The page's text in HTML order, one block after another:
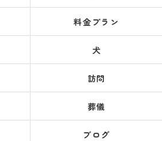
料金プラン
犬
訪問
葬儀
ブログ